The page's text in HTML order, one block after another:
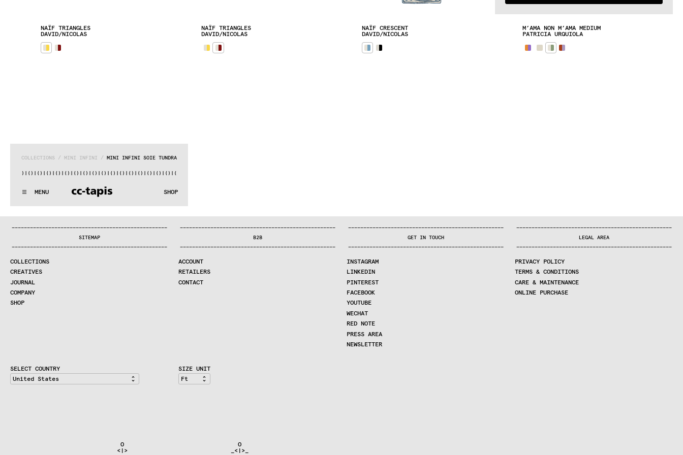
MENU SHOP
COLLECTIONS / MINI INFINI / MINI INFINI SOIE TUNDRA
|() |() |() |() |() |() |() |() |() |() |() |() |() |() |() |() |()
:^:..:^:. .:^:..:^:..:^:..:^:. .:^:..
WE MAKE RUGS
COMPANY
CONTRACT DIVISION
SHOP
details of your request. Our team will be
personalized quotation
REQUEST A QUOTE
NAÏF TRIANGLES
DAVID/NICOLAS
NAÏF TRIANGLES
DAVID/NICOLAS
NAÏF CRESCENT
DAVID/NICOLAS
M’AMA NON M’AMA MEDIUM
PATRICIA URQUIOLA
———————————————————————————————————————————————————
SITEMAP
———————————————————————————————————————————————————
COLLECTIONS
CREATIVES
JOURNAL
COMPANY
SHOP
———————————————————————————————————————————————————
B2B
———————————————————————————————————————————————————
ACCOUNT
RETAILERS
CONTACT
———————————————————————————————————————————————————
GET IN TOUCH
———————————————————————————————————————————————————
INSTAGRAM
LINKEDIN
PINTEREST
FACEBOOK
YOUTUBE
WECHAT
RED NOTE
PRESS AREA
NEWSLETTER
———————————————————————————————————————————————————
LEGAL AREA
———————————————————————————————————————————————————
PRIVACY POLICY
TERMS & CONDITIONS
CARE & MAINTENANCE
ONLINE PURCHASE
SELECT COUNTRY SIZE UNIT
                               O                                O
                              <|>                             _<|>_